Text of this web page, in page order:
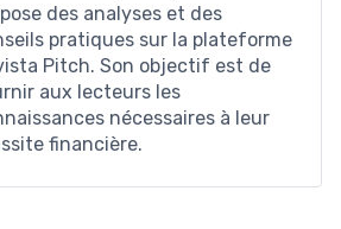
des analyses et des
pratiques sur la plateforme
Pitch. Son objectif est de
aux lecteurs les
nécessaires à leur
financière.